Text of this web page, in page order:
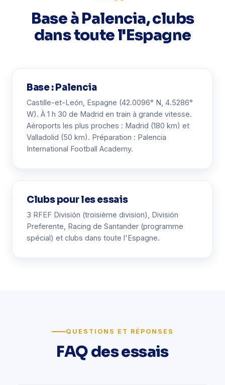
Base à Palencia, clubs
dans toute l'Espagne
Base : Palencia
Castille-et-León, Espagne (42.0096° N, 4.5286°
W). À 1 h 30 de Madrid en train à grande vitesse.
Aéroports les plus proches : Madrid (180 km) et
Valladolid (50 km). Préparation : Palencia
International Football Academy.
Clubs pour les essais
3 RFEF División (troisième division), División
Preferente, Racing de Santander (programme
spécial) et clubs dans toute l'Espagne.
QUESTIONS ET RÉPONSES
FAQ des essais